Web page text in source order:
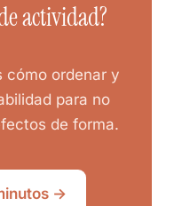
actividad?
cómo ordenar y
para no
de forma.
→